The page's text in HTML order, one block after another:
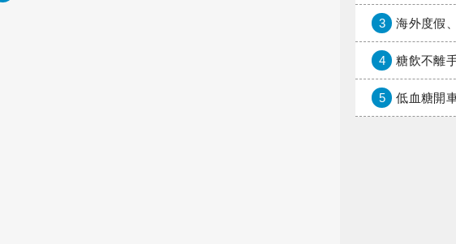
3 海外度假、就業、遊學保障加
4 糖飲不離手加劇慢
5 低血糖開車風險